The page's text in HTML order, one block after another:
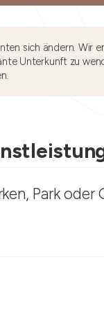
sich ändern. Wir
Unterkunft zu
Park oder